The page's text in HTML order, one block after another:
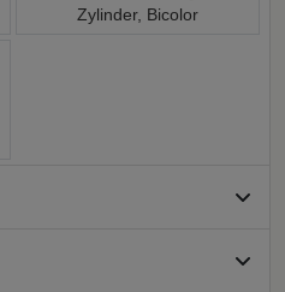
Zylinder, Bicolor